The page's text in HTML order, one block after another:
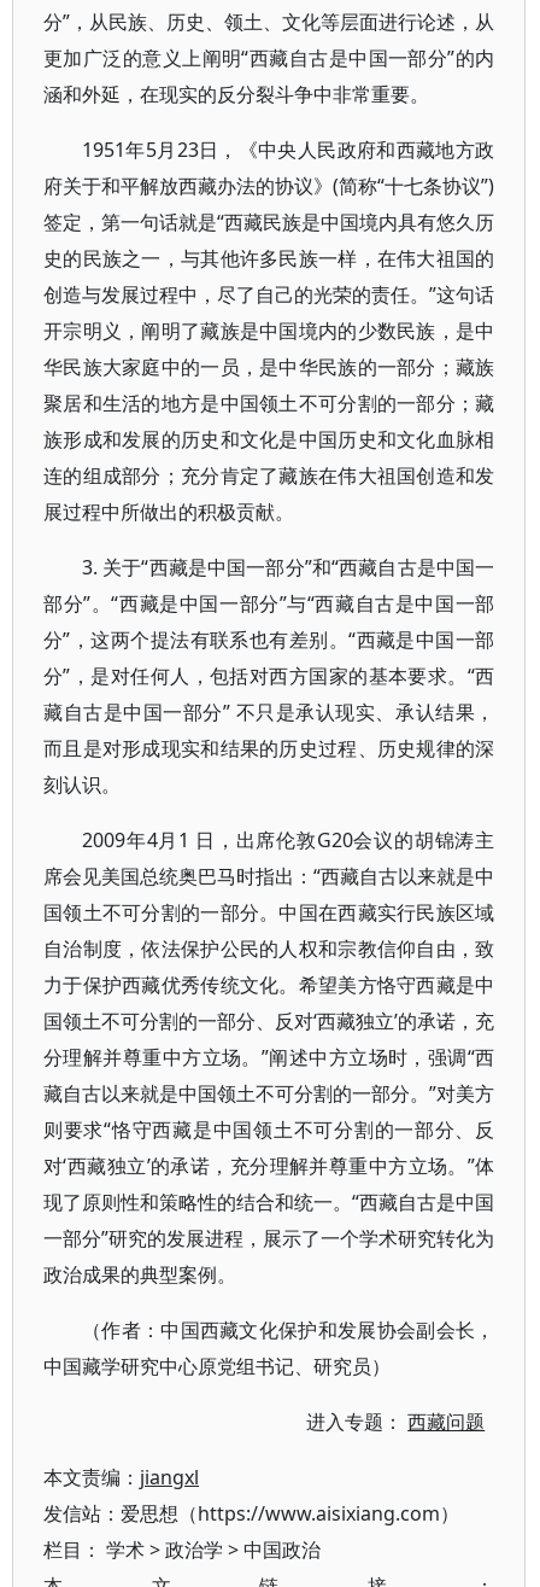
分”，从民族、历史、领土、文化等层面进行论述，从
更加广泛的意义上阐明“西藏自古是中国一部分”的内
涵和外延，在现实的反分裂斗争中非常重要。
1951年5月23日，《中央人民政府和西藏地方政
府关于和平解放西藏办法的协议》(简称“十七条协议”)
签定，第一句话就是“西藏民族是中国境内具有悠久历
史的民族之一，与其他许多民族一样，在伟大祖国的
创造与发展过程中，尽了自己的光荣的责任。”这句话
开宗明义，阐明了藏族是中国境内的少数民族，是中
华民族大家庭中的一员，是中华民族的一部分；藏族
聚居和生活的地方是中国领土不可分割的一部分；藏
族形成和发展的历史和文化是中国历史和文化血脉相
连的组成部分；充分肯定了藏族在伟大祖国创造和发
展过程中所做出的积极贡献。
3. 关于“西藏是中国一部分”和“西藏自古是中国一
部分”。“西藏是中国一部分”与“西藏自古是中国一部
分”，这两个提法有联系也有差别。“西藏是中国一部
分”，是对任何人，包括对西方国家的基本要求。“西
藏自古是中国一部分” 不只是承认现实、承认结果，
而且是对形成现实和结果的历史过程、历史规律的深
刻认识。
2009年4月1 日，出席伦敦G20会议的胡锦涛主
席会见美国总统奥巴马时指出：“西藏自古以来就是中
国领土不可分割的一部分。中国在西藏实行民族区域
自治制度，依法保护公民的人权和宗教信仰自由，致
力于保护西藏优秀传统文化。希望美方恪守西藏是中
国领土不可分割的一部分、反对‘西藏独立’的承诺，充
分理解并尊重中方立场。”阐述中方立场时，强调“西
藏自古以来就是中国领土不可分割的一部分。”对美方
则要求“恪守西藏是中国领土不可分割的一部分、反
对‘西藏独立’的承诺，充分理解并尊重中方立场。”体
现了原则性和策略性的结合和统一。“西藏自古是中国
一部分”研究的发展进程，展示了一个学术研究转化为
政治成果的典型案例。
（作者：中国西藏文化保护和发展协会副会长，
中国藏学研究中心原党组书记、研究员）
进入专题：西藏问题
本文责编： jiangxl
发信站：爱思想（https://www.aisixiang.com）
栏目： 学术>政治学 >中国政治